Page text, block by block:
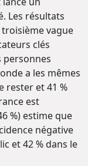
Les résultats
vague
clés
personnes
a les mêmes
rester et 41 %
est
%) estime que
négative
et 42 % dans le